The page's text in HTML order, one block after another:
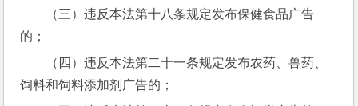
（三）违反本法第十八条规定发布保健食品广告
的；
（四）违反本法第二十一条规定发布农药、兽药、
饲料和饲料添加剂广告的；